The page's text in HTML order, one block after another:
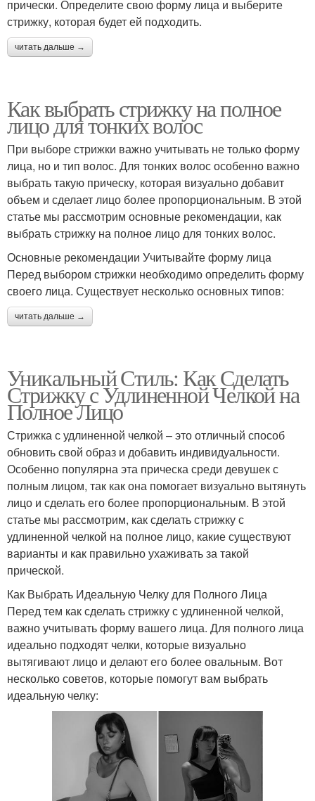
прически. Определите свою форму лица и выберите
стрижку, которая будет ей подходить.
читать дальше →
Как выбрать стрижку на полное
лицо для тонких волос
При выборе стрижки важно учитывать не только форму
лица, но и тип волос. Для тонких волос особенно важно
выбрать такую прическу, которая визуально добавит
объем и сделает лицо более пропорциональным. В этой
статье мы рассмотрим основные рекомендации, как
выбрать стрижку на полное лицо для тонких волос.
Основные рекомендации Учитывайте форму лица
Перед выбором стрижки необходимо определить форму
своего лица. Существует несколько основных типов:
читать дальше →
Уникальный Стиль: Как Сделать
Стрижку с Удлиненной Челкой на
Полное Лицо
Стрижка с удлиненной челкой – это отличный способ
обновить свой образ и добавить индивидуальности.
Особенно популярна эта прическа среди девушек с
полным лицом, так как она помогает визуально вытянуть
лицо и сделать его более пропорциональным. В этой
статье мы рассмотрим, как сделать стрижку с
удлиненной челкой на полное лицо, какие существуют
варианты и как правильно ухаживать за такой
прической.
Как Выбрать Идеальную Челку для Полного Лица
Перед тем как сделать стрижку с удлиненной челкой,
важно учитывать форму вашего лица. Для полного лица
идеально подходят челки, которые визуально
вытягивают лицо и делают его более овальным. Вот
несколько советов, которые помогут вам выбрать
идеальную челку: